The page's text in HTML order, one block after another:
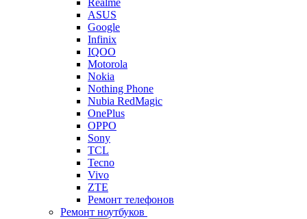
Realme
ASUS
Google
Infinix
IQOO
Motorola
Nokia
Nothing Phone
Nubia RedMagic
OnePlus
OPPO
Sony
TCL
Tecno
Vivo
ZTE
Ремонт телефонов
Ремонт ноутбуков